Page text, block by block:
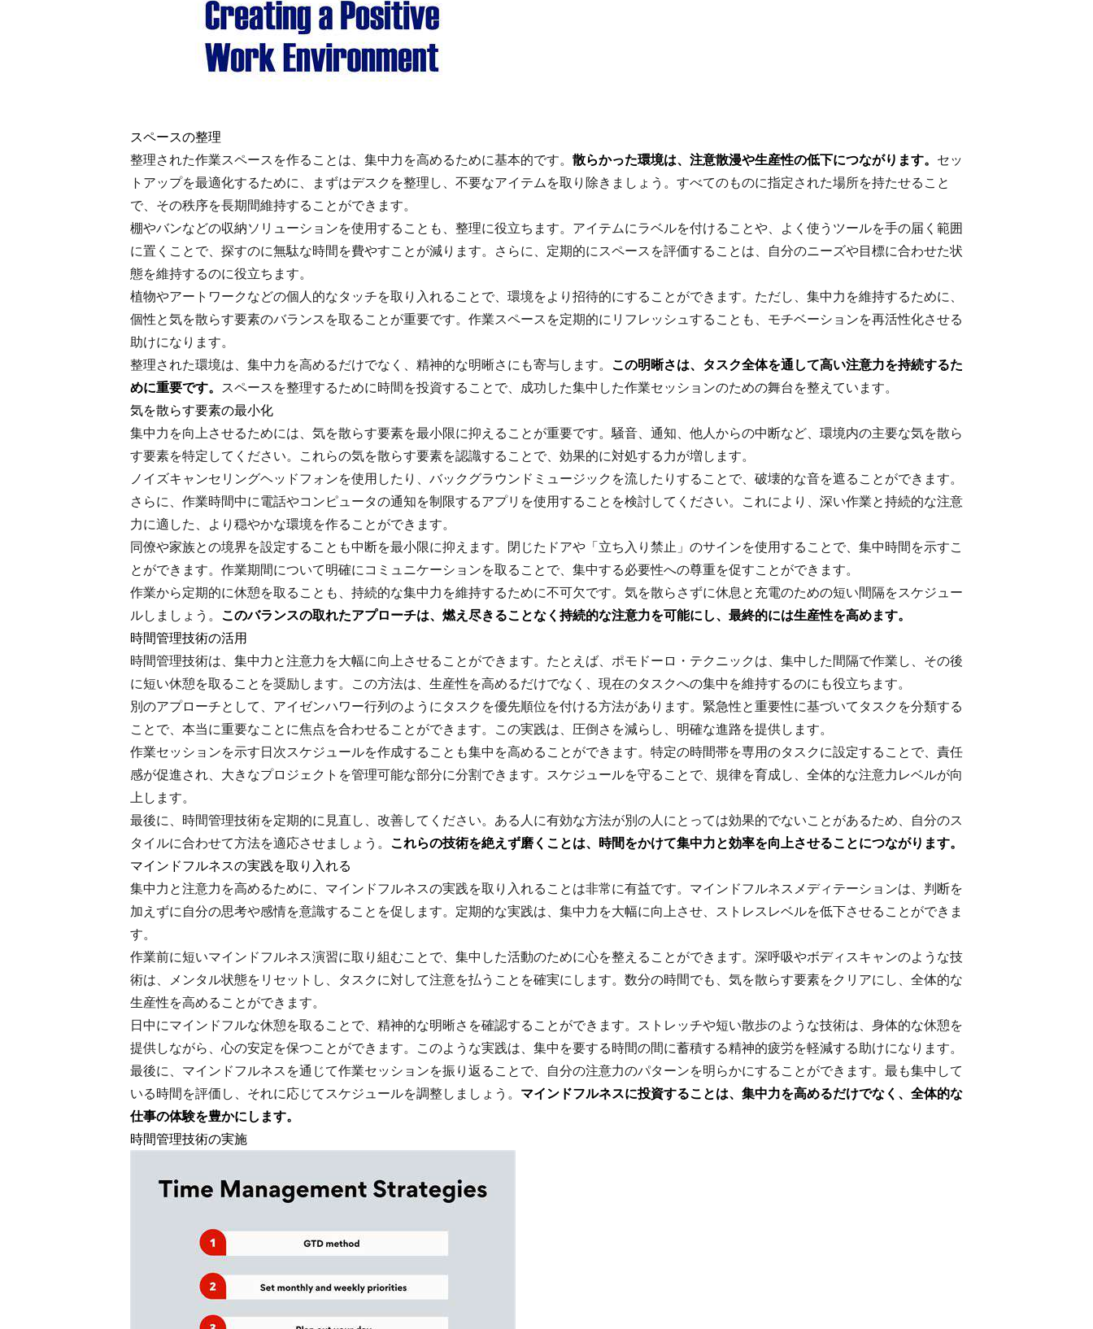
スペースの整理
整理された作業スペースを作ることは、集中力を高めるために基本的です。 散らかった環境は、注意散漫や生産性の低下につながります。 セッ
トアップを最適化するために、まずはデスクを整理し、不要なアイテムを取り除きましょう。すべてのものに指定された場所を持たせること
で、その秩序を長期間維持することができます。
棚やバンなどの収納ソリューションを使用することも、整理に役立ちます。アイテムにラベルを付けることや、よく使うツールを手の届く範囲
に置くことで、探すのに無駄な時間を費やすことが減ります。さらに、定期的にスペースを評価することは、自分のニーズや目標に合わせた状
態を維持するのに役立ちます。
植物やアートワークなどの個人的なタッチを取り入れることで、環境をより招待的にすることができます。ただし、集中力を維持するために、
個性と気を散らす要素のバランスを取ることが重要です。作業スペースを定期的にリフレッシュすることも、モチベーションを再活性化させる
助けになります。
整理された環境は、集中力を高めるだけでなく、精神的な明晰さにも寄与します。 この明晰さは、タスク全体を通して高い注意力を持続するた
めに重要です。 スペースを整理するために時間を投資することで、成功した集中した作業セッションのための舞台を整えています。
気を散らす要素の最小化
集中力を向上させるためには、気を散らす要素を最小限に抑えることが重要です。騒音、通知、他人からの中断など、環境内の主要な気を散ら
す要素を特定してください。これらの気を散らす要素を認識することで、効果的に対処する力が増します。
ノイズキャンセリングヘッドフォンを使用したり、バックグラウンドミュージックを流したりすることで、破壊的な音を遮ることができます。
さらに、作業時間中に電話やコンピュータの通知を制限するアプリを使用することを検討してください。これにより、深い作業と持続的な注意
力に適した、より穏やかな環境を作ることができます。
同僚や家族との境界を設定することも中断を最小限に抑えます。閉じたドアや「立ち入り禁止」のサインを使用することで、集中時間を示すこ
とができます。作業期間について明確にコミュニケーションを取ることで、集中する必要性への尊重を促すことができます。
作業から定期的に休憩を取ることも、持続的な集中力を維持するために不可欠です。気を散らさずに休息と充電のための短い間隔をスケジュー
ルしましょう。 このバランスの取れたアプローチは、燃え尽きることなく持続的な注意力を可能にし、最終的には生産性を高めます。
時間管理技術の活用
時間管理技術は、集中力と注意力を大幅に向上させることができます。たとえば、ポモドーロ・テクニックは、集中した間隔で作業し、その後
に短い休憩を取ることを奨励します。この方法は、生産性を高めるだけでなく、現在のタスクへの集中を維持するのにも役立ちます。
別のアプローチとして、アイゼンハワー行列のようにタスクを優先順位を付ける方法があります。緊急性と重要性に基づいてタスクを分類する
ことで、本当に重要なことに焦点を合わせることができます。この実践は、圧倒さを減らし、明確な進路を提供します。
作業セッションを示す日次スケジュールを作成することも集中を高めることができます。特定の時間帯を専用のタスクに設定することで、責任
感が促進され、大きなプロジェクトを管理可能な部分に分割できます。スケジュールを守ることで、規律を育成し、全体的な注意力レベルが向
上します。
最後に、時間管理技術を定期的に見直し、改善してください。ある人に有効な方法が別の人にとっては効果的でないことがあるため、自分のス
タイルに合わせて方法を適応させましょう。 これらの技術を絶えず磨くことは、時間をかけて集中力と効率を向上させることにつながります。
マインドフルネスの実践を取り入れる
集中力と注意力を高めるために、マインドフルネスの実践を取り入れることは非常に有益です。マインドフルネスメディテーションは、判断を
加えずに自分の思考や感情を意識することを促します。定期的な実践は、集中力を大幅に向上させ、ストレスレベルを低下させることができま
す。
作業前に短いマインドフルネス演習に取り組むことで、集中した活動のために心を整えることができます。深呼吸やボディスキャンのような技
術は、メンタル状態をリセットし、タスクに対して注意を払うことを確実にします。数分の時間でも、気を散らす要素をクリアにし、全体的な
生産性を高めることができます。
日中にマインドフルな休憩を取ることで、精神的な明晰さを確認することができます。ストレッチや短い散歩のような技術は、身体的な休憩を
提供しながら、心の安定を保つことができます。このような実践は、集中を要する時間の間に蓄積する精神的疲労を軽減する助けになります。
最後に、マインドフルネスを通じて作業セッションを振り返ることで、自分の注意力のパターンを明らかにすることができます。最も集中して
いる時間を評価し、それに応じてスケジュールを調整しましょう。 マインドフルネスに投資することは、集中力を高めるだけでなく、全体的な
仕事の体験を豊かにします。
時間管理技術の実施